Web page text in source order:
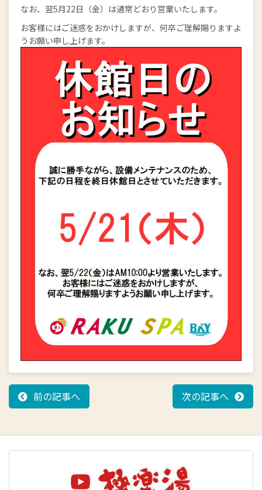
なお、翌5月22日（金）は通常どおり営業いたします。
お客様にはご迷惑をおかけしますが、何卒ご理解賜りますよ
うお願い申し上げます。
前の記事へ 次の記事へ